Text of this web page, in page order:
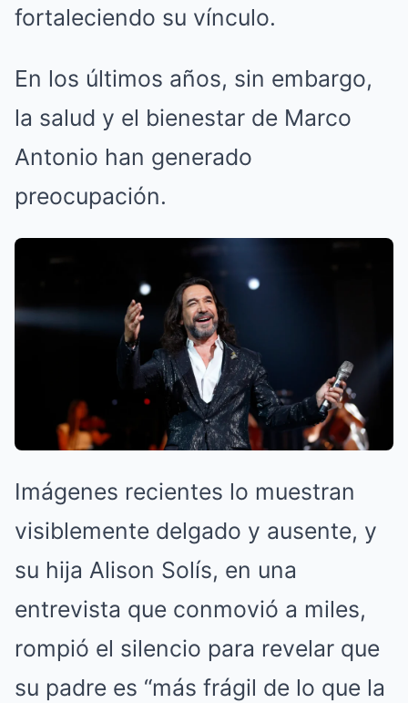
fortaleciendo su vínculo.
En los últimos años, sin embargo,
la salud y el bienestar de Marco
Antonio han generado
preocupación.
Imágenes recientes lo muestran
visiblemente delgado y ausente, y
su hija Alison Solís, en una
entrevista que conmovió a miles,
rompió el silencio para revelar que
su padre es “más frágil de lo que la